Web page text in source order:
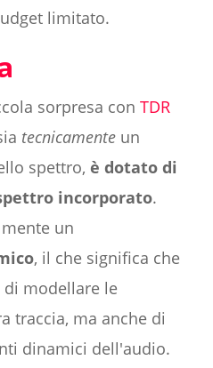
limitato.
sorpresa con TDR
tecnicamenteun
spettro, è dotato di
incorporato.
un
, il che significa che
modellare le
traccia, ma anche di
dinamici dell'audio.